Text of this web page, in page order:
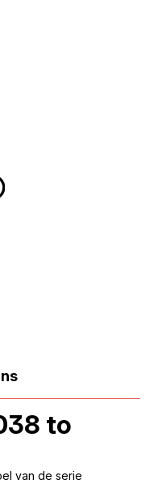
to
van de serie